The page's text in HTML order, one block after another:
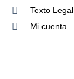
Texto Legal
Mi cuenta